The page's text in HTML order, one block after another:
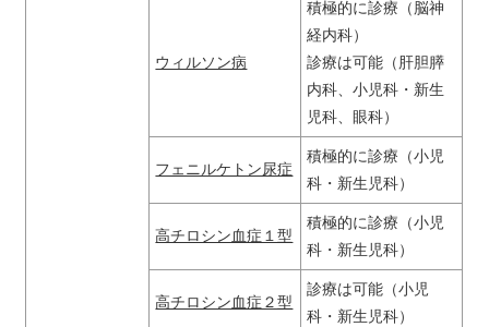
ウィルソン病
積極的に診療（脳神
経内科）
診療は可能（肝胆膵
内科、小児科・新生
児科、眼科）
フェニルケトン尿症
積極的に診療（小児
科・新生児科）
高チロシン血症１型
積極的に診療（小児
科・新生児科）
高チロシン血症２型
診療は可能（小児
科・新生児科）